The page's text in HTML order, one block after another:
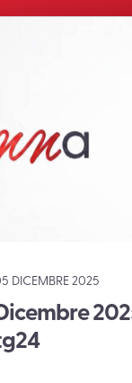
DICEMBRE 2025